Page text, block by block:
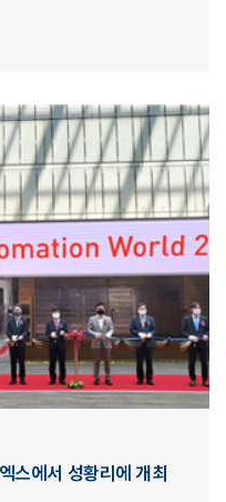
스에서 성황리에 개최